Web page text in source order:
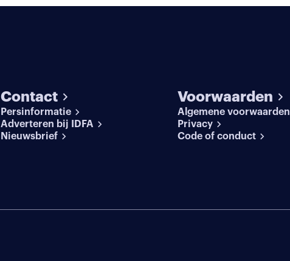
Contact
Persinformatie
Adverteren bij IDFA
Nieuwsbrief
Voorwaarden
Algemene voorwaarden
Privacy
Code of conduct